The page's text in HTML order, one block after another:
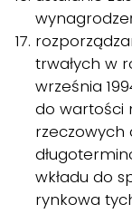
trwałych w
września
do wartości
rzeczowych
wkładu do
rynkowa